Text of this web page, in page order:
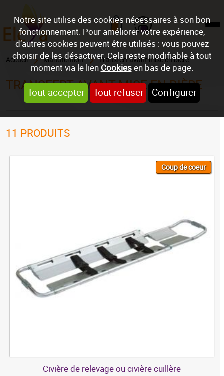
Notre site utilise des cookies nécessaires à son bon
fonctionnement. Pour améliorer votre expérience,
d’autres cookies peuvent être utilisés : vous pouvez
choisir de les désactiver. Cela reste modifiable à tout
moment via le lien Cookiesen bas de page.
Tout accepter Tout refuser Configurer
Mon compte
Accueil Manutention Transfert avant mise en bière
TRANSFERT AVANT MISE EN BIÈRE
11 PRODUITS
Coup de coeur
Civière de relevage ou civière cuillère